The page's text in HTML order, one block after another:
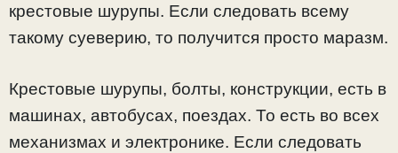
крестовые шурупы. Если следовать всему
такому суеверию, то получится просто маразм.
Крестовые шурупы, болты, конструкции, есть в
машинах, автобусах, поездах. То есть во всех
механизмах и электронике. Если следовать